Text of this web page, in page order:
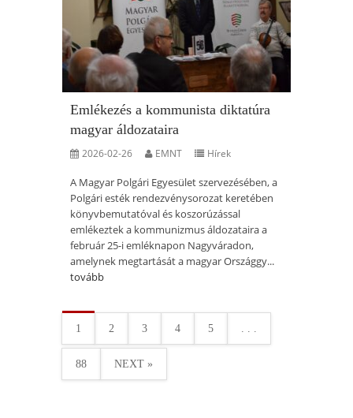
Emlékezés a kommunista diktatúra
magyar áldozataira
2026-02-26 EMNT Hírek
A Magyar Polgári Egyesület szervezésében, a
Polgári esték rendezvénysorozat keretében
könyvbemutatóval és koszorúzással
emlékeztek a kommunizmus áldozataira a
február 25-i emléknapon Nagyváradon,
amelynek megtartását a magyar Országgy...
tovább
1 2 3 4 5 . . .
88 NEXT »